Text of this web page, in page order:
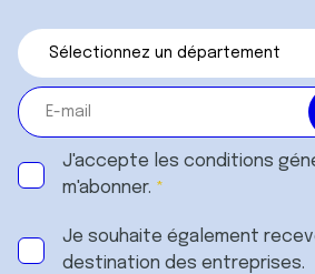
J'accepte les conditions
m'abonner.
Je souhaite également
destination des entreprises.